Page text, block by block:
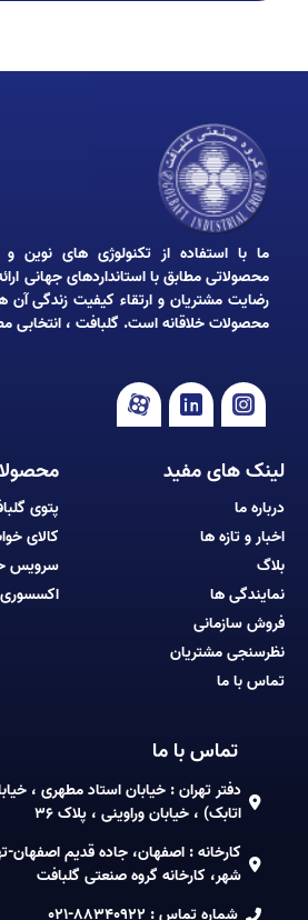
ما با استفاده از تکنولوژی‌ های نوین
محصولاتی مطابق با استانداردهای جهانی
رضایت مشتریان و ارتقاء کیفیت زندگی آن‌
محصولات خلاقانه است. گلبافت ، انتخابی
لینک های مفید
درباره ما
اخبار و تازه ها
بلاگ
نمایندگی ها
فروش سازمانی
نظرسنجی مشتریان
تماس با ما
پتوی
کالای
سرویس
تماس با ما
دفتر تهران : خیابان استاد مطهری ،
اتابک) ، خیابان وراوینی ، پلاک 36
کارخانه : اصفهان، جاده قدیم اصفهان-
شهر، کارخانه گروه صنعتی گلبافت